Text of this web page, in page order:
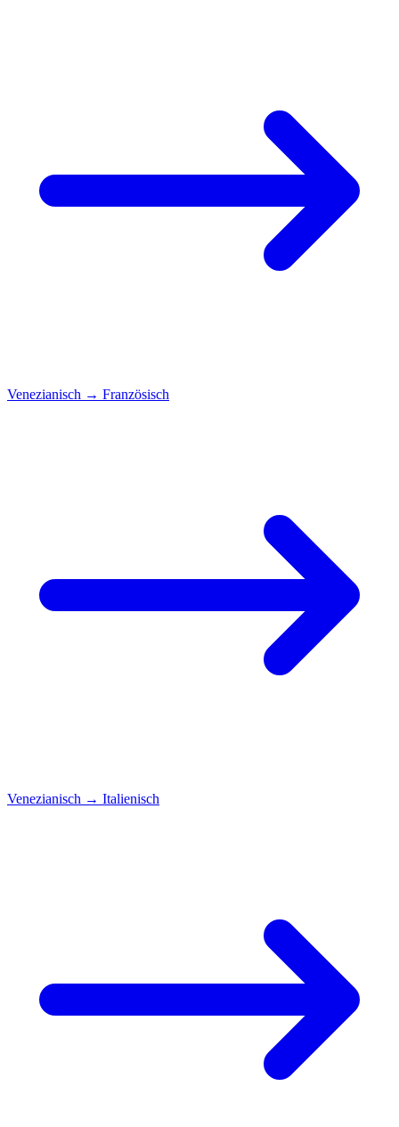
Venezianisch → Französisch
Venezianisch → Italienisch